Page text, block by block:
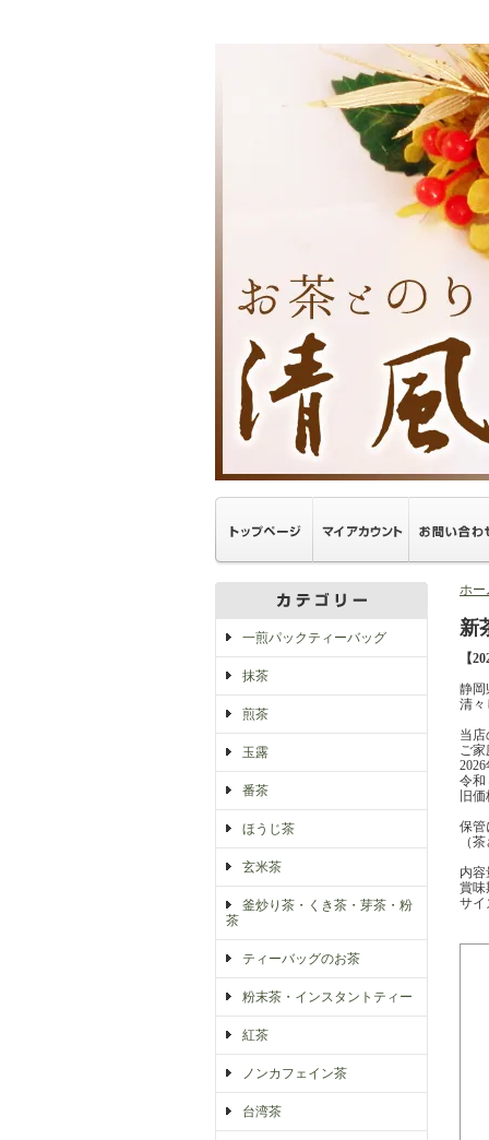
一煎パックティーバッグ
抹茶
煎茶
玉露
番茶
ほうじ茶
玄米茶
釜炒り茶・くき茶・芽茶・粉
茶
ティーバッグのお茶
粉末茶・インスタントティー
紅茶
ノンカフェイン茶
台湾茶
ホー
新
【
静岡
清々
当
ご
令和
旧
保管
（
内容
賞味
サイ